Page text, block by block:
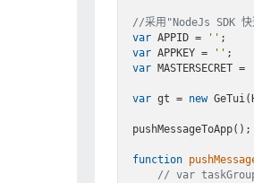
//采用"NodeJs SDK 快
var APPID =
''
var APPKEY =
''
var MASTERSECRET =
var gt = new
pushMessageToApp();
function
// var